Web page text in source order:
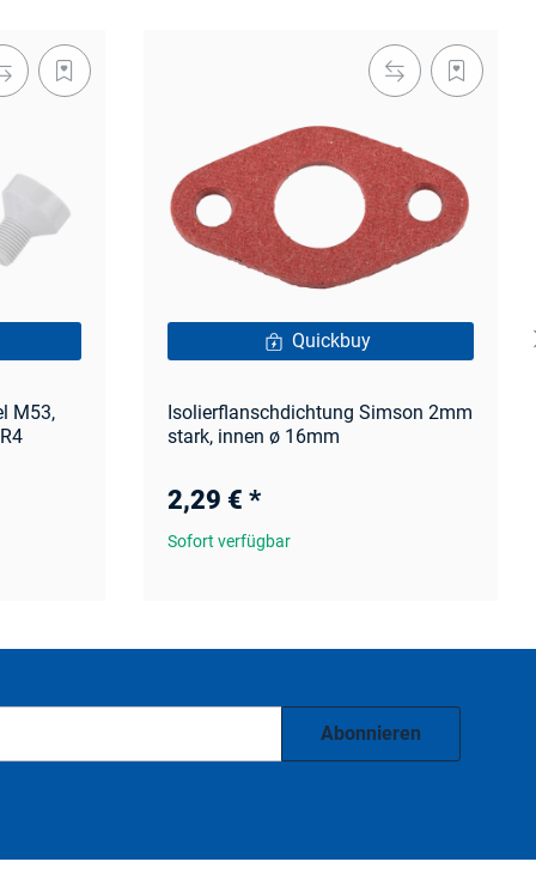
M53,
Quickbuy
Isolierflanschdichtung Simson 2mm
stark, innen ø 16mm
2,29 € *
Sofort verfügbar
Abonnieren